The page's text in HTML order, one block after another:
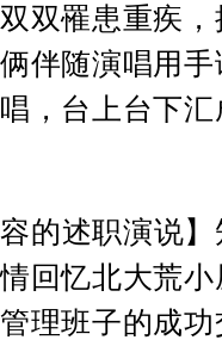
双罹患重疾
伴随演唱用
，台上台下
的述职演说】
回忆北大荒
理班子的成